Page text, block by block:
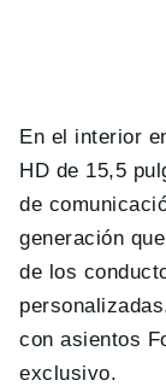
En el interior
HD de 15,5
de
generación
de los
con asientos
exclusivo.